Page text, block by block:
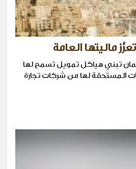
ماليتها العامة
تبني هياكل تمويل تسمح لها
المستحقة لها من شركات تجارة